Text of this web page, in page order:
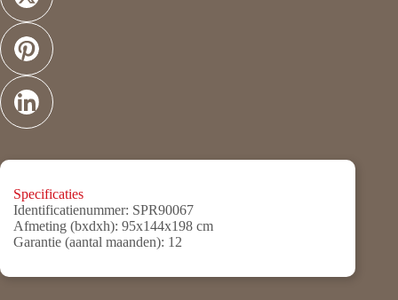
Specificaties
Identificatienummer: SPR90067
Afmeting (bxdxh): 95x144x198 cm
Garantie (aantal maanden): 12